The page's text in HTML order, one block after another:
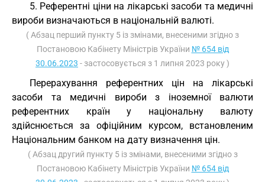
5. Референтні ціни на лікарські засоби та медичні
вироби визначаються в національній валюті.
( Абзац перший пункту 5 із змінами, внесеними згідно з
Постановою Кабінету Міністрів України № 654 від
30.06.2023 - застосовується з 1 липня 2023 року )
Перерахування референтних цін на лікарські
засоби та медичні вироби з іноземної валюти
референтних країн у національну валюту
здійснюється за офіційним курсом, встановленим
Національним банком на дату визначення цін.
( Абзац другий пункту 5 із змінами, внесеними згідно з
Постановою Кабінету Міністрів України № 654 від